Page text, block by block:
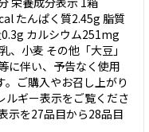
たんぱく質2.45g 脂質
カルシウム251mg
、小麦 その他「大豆」
に伴い、予告なく使⽤
ご購入やお召し上がり
ルギー表示をご覧くださ
示を27品目から28品目